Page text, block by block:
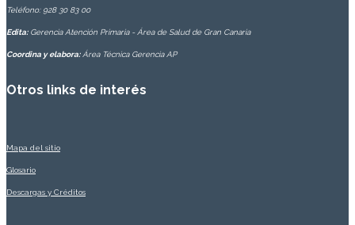
Teléfono: 928 30 83 00
Edita:Gerencia Atención Primaria - Área de Salud de Gran Canaria
Coordina y elabora:Área Técnica Gerencia AP
Otros links de interés
Mapa del sitio
Glosario
Descargas y Créditos